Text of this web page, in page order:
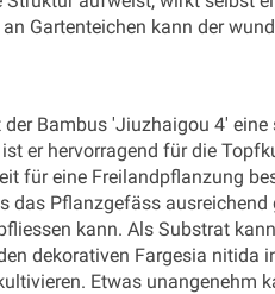
Gartenteichen kann der
Bambus 'Jiuzhaigou 4' eine
er hervorragend für die
für eine Freilandpflanzung
das Pflanzgefäss
kann. Als Substrat
dekorativen Fargesia nitida
Etwas unangenehm